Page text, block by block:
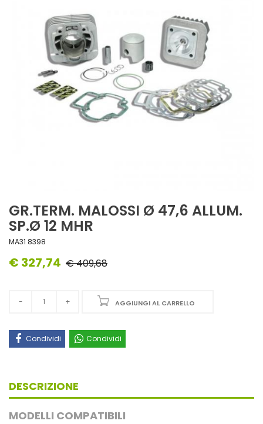
GR.TERM. MALOSSI Ø 47,6 ALLUM.
SP.Ø 12 MHR
MA31 8398
€ 327,74 € 409,68
AGGIUNGI AL CARRELLO
Condividi Condividi
DESCRIZIONE
MODELLI COMPATIBILI